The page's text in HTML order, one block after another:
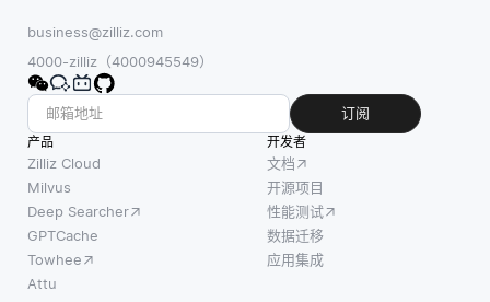
business@zilliz.com
4000-zilliz（4000945549）
订阅
产品
Zilliz Cloud
Milvus
Deep Searcher
GPTCache
Towhee
Attu
开发者
文档
开源项目
性能测试
数据迁移
应用集成